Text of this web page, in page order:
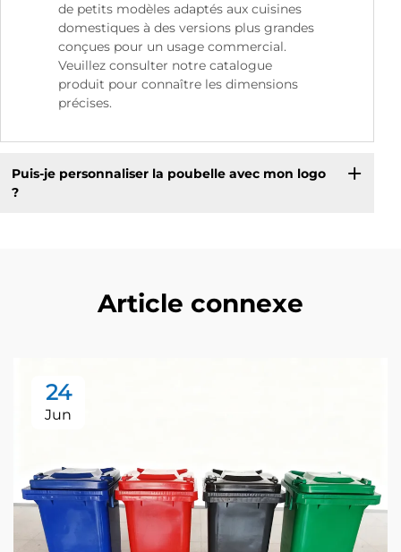
de petits modèles adaptés aux cuisines
domestiques à des versions plus grandes
conçues pour un usage commercial.
Veuillez consulter notre catalogue
produit pour connaître les dimensions
précises.
Puis-je personnaliser la poubelle avec mon logo
?
Article connexe
24
Jun